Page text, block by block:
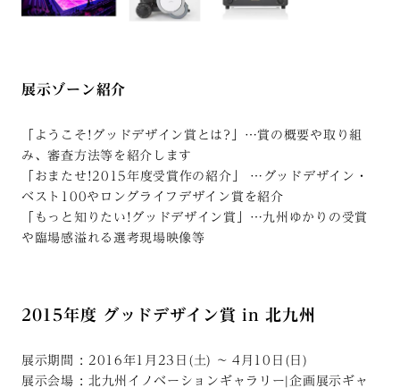
展示ゾーン紹介
「ようこそ!グッドデザイン賞とは?」…賞の概要や取り組
み、審査方法等を紹介します
「おまたせ!2015年度受賞作の紹介」 …グッドデザイン・
ベスト100やロングライフデザイン賞を紹介
「もっと知りたい!グッドデザイン賞」…九州ゆかりの受賞
や臨場感溢れる選考現場映像等
2015年度 グッドデザイン賞 in 北九州
展示期間 : 2016年1月23日(土) ~ 4月10日(日)
展示会場 : 北九州イノベーションギャラリー|企画展示ギャ